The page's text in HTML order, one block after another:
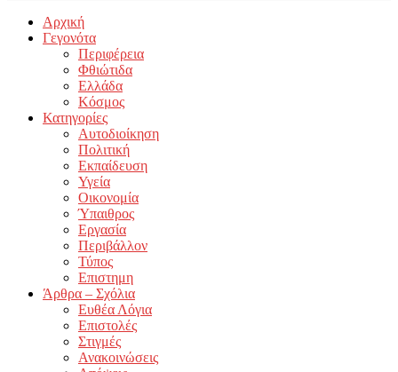
Facebook
Twitter
Instagram
Youtube
Email
Αρχική
Γεγονότα
Περιφέρεια
Φθιώτιδα
Ελλάδα
Κόσμος
Κατηγορίες
Αυτοδιοίκηση
Πολιτική
Εκπαίδευση
Υγεία
Οικονομία
Ύπαιθρος
Εργασία
Περιβάλλον
Τύπος
Επιστημη
Άρθρα – Σχόλια
Ευθέα Λόγια
Επιστολές
Στιγμές
Ανακοινώσεις